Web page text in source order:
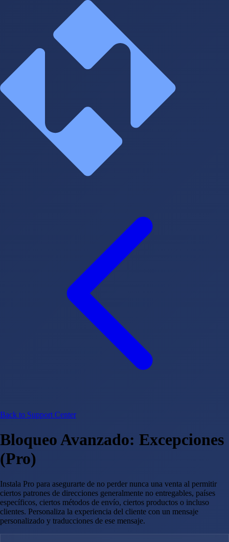
Back to Support Center
Bloqueo Avanzado: Excepciones
(Pro)
Instala Pro para asegurarte de no perder nunca una venta al permitir
ciertos patrones de direcciones generalmente no entregables, países
específicos, ciertos métodos de envío, ciertos productos o incluso
clientes. Personaliza la experiencia del cliente con un mensaje
personalizado y traducciones de ese mensaje.